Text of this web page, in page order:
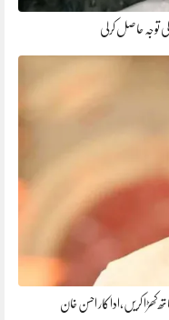
توجہ حاصل کرلی
کھڑا کریں،اداکار احسن خان